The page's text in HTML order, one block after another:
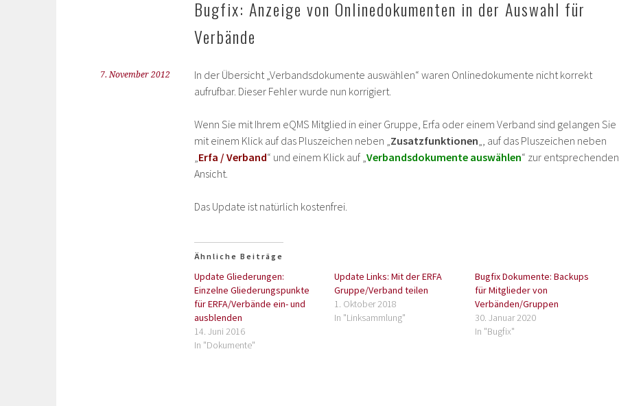
Bugfix: Anzeige von Onlinedokumenten in der Auswahl für
Verbände
7. November 2012
In der Übersicht „Verbandsdokumente auswählen“ waren Onlinedokumente nicht korrekt
aufrufbar. Dieser Fehler wurde nun korrigiert.
Wenn Sie mit Ihrem eQMS Mitglied in einer Gruppe, Erfa oder einem Verband sind gelangen Sie
mit einem Klick auf das Pluszeichen neben „Zusatzfunktionen„, auf das Pluszeichen neben
„Erfa / Verband“ und einem Klick auf „Verbandsdokumente auswählen“ zur entsprechenden
Ansicht.
Das Update ist natürlich kostenfrei.
Ähnliche Beiträge
Update Gliederungen:
Einzelne Gliederungspunkte
für ERFA/Verbände ein- und
ausblenden
14. Juni 2016
In "Dokumente"
Update Links: Mit der ERFA
Gruppe/Verband teilen
1. Oktober 2018
In "Linksammlung"
Bugfix Dokumente: Backups
für Mitglieder von
Verbänden/Gruppen
30. Januar 2020
In "Bugfix"